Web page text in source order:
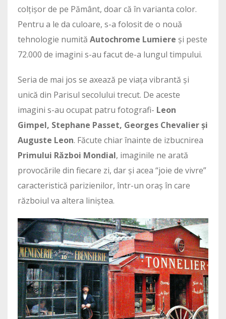
colțișor de pe Pământ, doar că în varianta color.
Pentru a le da culoare, s-a folosit de o nouă
tehnologie numită Autochrome Lumiere și peste
72.000 de imagini s-au facut de-a lungul timpului.
Seria de mai jos se axează pe viața vibrantă și
unică din Parisul secolului trecut. De aceste
imagini s-au ocupat patru fotografi- Leon
Gimpel, Stephane Passet, Georges Chevalier și
Auguste Leon. Făcute chiar înainte de izbucnirea
Primului Război Mondial, imaginile ne arată
provocările din fiecare zi, dar și acea “joie de vivre”
caracteristică parizienilor, într-un oraș în care
războiul va altera liniștea.